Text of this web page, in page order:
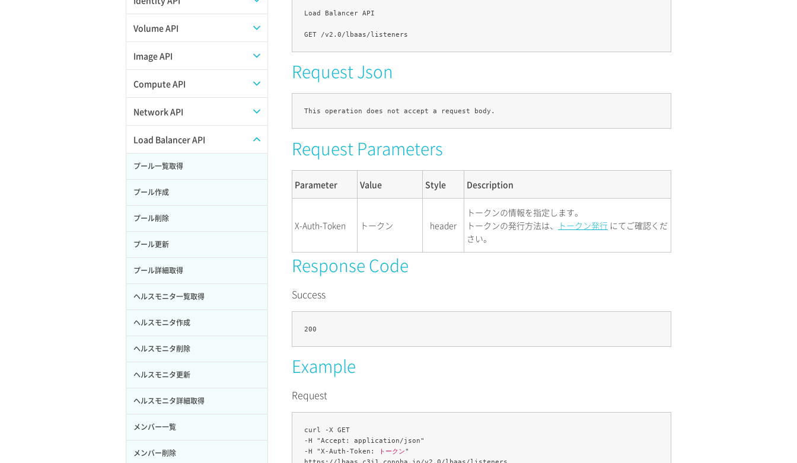
APIでVPSを作成する
API情報を確認する
Credential一覧取得
Credential作成
Credential削除
サブユーザーにロールを紐づけ
サブユーザー一覧取得
サブユーザー作成
サブユーザー削除
サブユーザー更新
サブユーザー詳細取得
トークン発行
パーミッション一覧取得
ロールからパーミッションを紐づけ解
除
ロールにパーミッションを紐づけ
ロール一覧取得
ロール作成
Volume API
スナップショット一覧取得
スナップショット作成
スナップショット削除
指定）
バックアップリストア
バックアップ一覧取得
バックアップ詳細一覧取得
バックアップ詳細取得
ボリュームイメージ保存
ボリュームタイプ一覧取得
ボリュームタイプ詳細取得
ボリューム一覧取得
ボリューム作成
ボリューム削除
Image API
ISOイメージアップロード
ISOイメージ作成
イメージ一覧取得
イメージ保存使用量取得
イメージ保存容量取得
イメージ保存容量変更
イメージ削除
イメージ詳細取得
Compute API
ISOイメージ挿入/排出
SSHキーペア一覧取得
SSHキーペア作成
SSHキーペア削除
SSHキーペア詳細取得
アタッチ済みポート一覧取得
アタッチ済みポート詳細取得
アタッチ済みボリューム一覧
アタッチ済みボリューム詳細取得
コンソールURL発行
サーバーに紐づくアドレス取得
サーバーに紐づくアドレス取得（ネッ
Network API
QoSポリシー一覧取得
QoSポリシー詳細取得
サブネット一覧取得
サブネット作成（ローカルネットワー
ク用）
サブネット詳細取得
セキュリティグループ ルール一覧取得
セキュリティグループ ルール作成
セキュリティグループ ルール削除
セキュリティグループ ルール詳細取得
セキュリティグループ一覧取得
セキュリティグループ作成
Load Balancer API
プール一覧取得
プール作成
プール削除
プール更新
プール詳細取得
ヘルスモニタ一覧取得
ヘルスモニタ作成
ヘルスモニタ削除
ヘルスモニタ更新
ヘルスモニタ詳細取得
メンバー一覧
メンバー削除
Load Balancer API
Request Json
Request Parameters
Parameter Value Style Description
X-Auth-Token トークン header
トークンの情報を指定します。
トークンの発行方法は、
トークン発行 にてご確認くだ
さい。
Response Code
Success
Example
Request
curl -X GET
-H "Accept: application/json"
-H "X-Auth-Token:
トークン"